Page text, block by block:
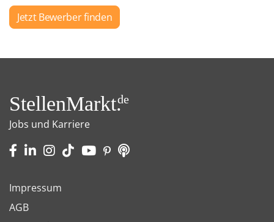
Jetzt Bewerber finden
StellenMarkt.de
Jobs und Karriere
Impressum
AGB